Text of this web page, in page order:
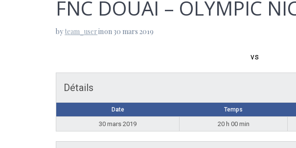
FNC DOUAI – OLYMPIC
by team_userinon 30 mars 2019
vs
Détails
Date Temps
30 mars 2019 20 h 00 min